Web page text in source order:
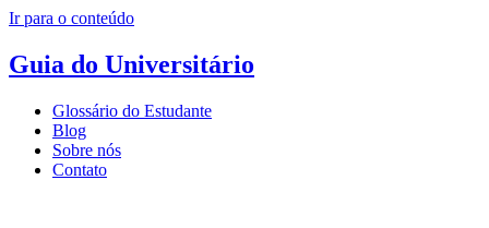
Ir para o conteúdo
Guia do Universitário
Glossário do Estudante
Blog
Sobre nós
Contato